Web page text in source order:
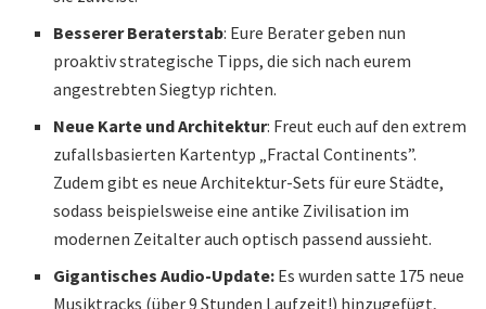
Besserer Beraterstab: Eure Berater geben nun
proaktiv strategische Tipps, die sich nach eurem
angestrebten Siegtyp richten.
Neue Karte und Architektur: Freut euch auf den extrem
zufallsbasierten Kartentyp „Fractal Continents”.
Zudem gibt es neue Architektur-Sets für eure Städte,
sodass beispielsweise eine antike Zivilisation im
modernen Zeitalter auch optisch passend aussieht.
Gigantisches Audio-Update: Es wurden satte 175 neue
Musiktracks (über 9 Stunden Laufzeit!) hinzugefügt,